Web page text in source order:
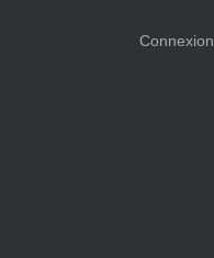
Connexion